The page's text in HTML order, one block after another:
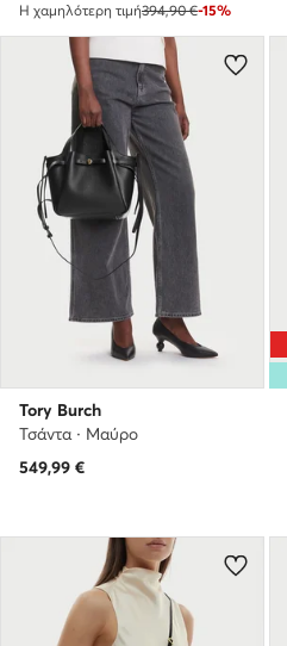
Η χαμηλότερη τιμή394,90 €-15%
Tory Burch
Τσάντα · Μαύρο
549,99 €